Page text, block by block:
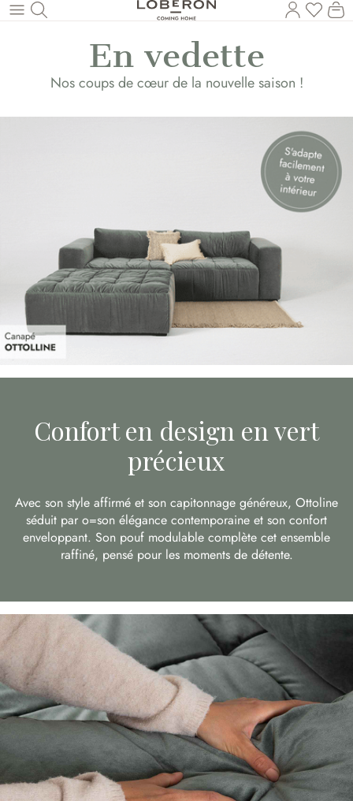
Revenir au contenu principal
Vous
En vedette
Nos coups de cœur de la nouvelle saison !
Confort en design en vert
précieux
Avec son style affirmé et son capitonnage généreux, Ottoline
séduit par o=son élégance contemporaine et son confort
enveloppant. Son pouf modulable complète cet ensemble
raffiné, pensé pour les moments de détente.